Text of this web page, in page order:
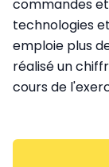
commandes
technologies
emploie plus
réalisé un
cours de